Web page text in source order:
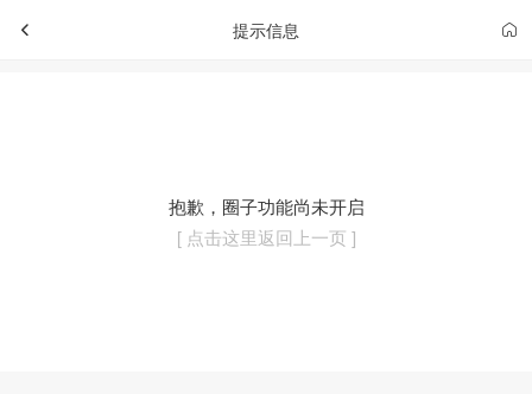
提示信息
抱歉，圈子功能尚未开启
[ 点击这里返回上一页 ]